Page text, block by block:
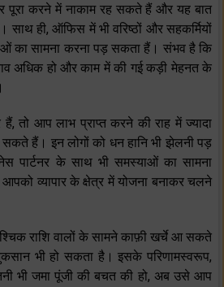
पूरा करने में नाकाम रह सकते हैं और यह बात
ही, ऑफिस में भी वरिष्ठों और सहकर्मियों
का सामना करना पड़ सकता हैं। संभव है कि
अधिक हो और काम में की गई कड़ी मेहनत के
तो आप लाभ प्राप्त करने की राह में ज्यादा
सकते हैं। इन लोगों को धन हानि भी झेलनी पड़
पार्टनर के साथ भी समस्याओं का सामना
व्यापार के क्षेत्र में योजना बनाकर चलने
राशि वालों के सामने काफ़ी खर्चे आ सकते
भी हो सकता है। इसके परिणामस्वरूप,
भी जमा पूंजी की बचत की हो, अब उसे आप